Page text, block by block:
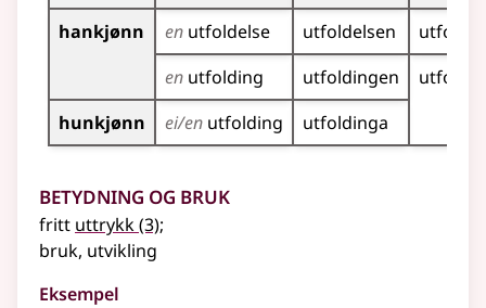
hankjønn
en utfoldelse utfoldelsen
en utfolding utfoldingen
hunkjønn
ei/en utfolding utfoldinga
Betydning og bruk
fritt uttrykk(3);
bruk, utvikling
Eksempel